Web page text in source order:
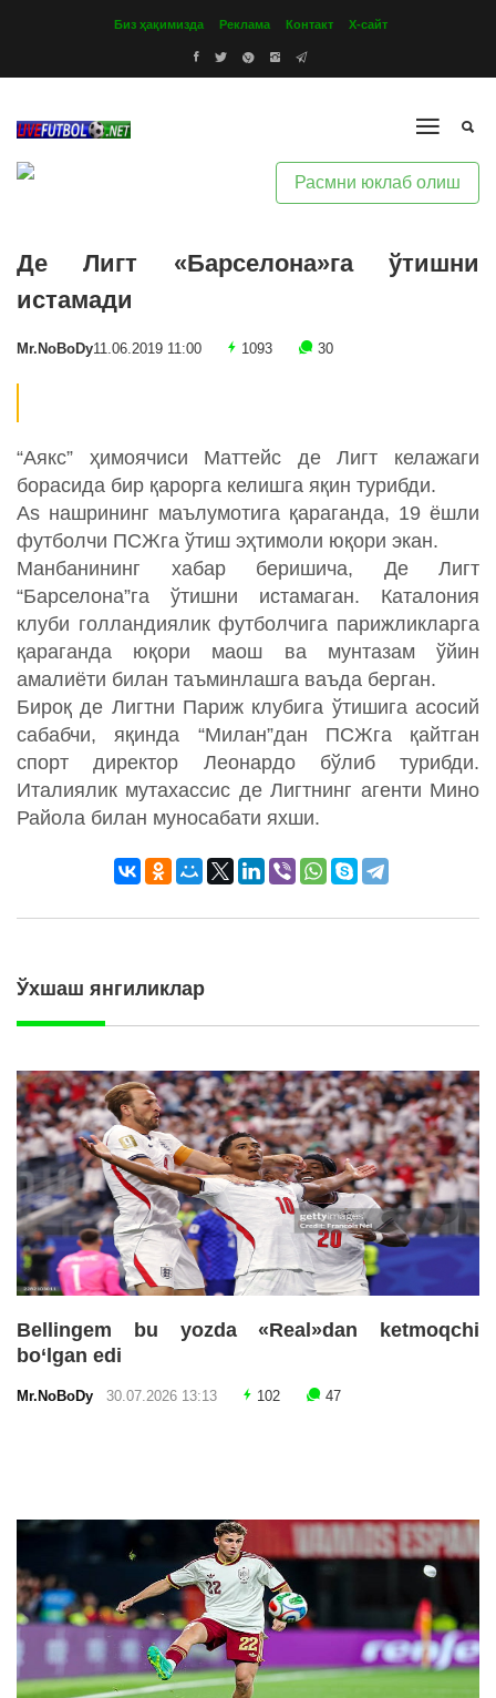
Биз ҳақимизда Реклама Контакт Х-сайт
Расмни юклаб олиш
Де Лигт «Барселона»га ўтишни
истамади
Mr.NoBoDy11.06.2019 11:00 1093 30
“Аякс” ҳимоячиси Маттейс де Лигт келажаги
борасида бир қарорга келишга яқин турибди.
As нашрининг маълумотига қараганда, 19 ёшли
футболчи ПСЖга ўтиш эҳтимоли юқори экан.
Манбанининг хабар беришича, Де Лигт
“Барселона”га ўтишни истамаган. Каталония
клуби голландиялик футболчига парижликларга
қараганда юқори маош ва мунтазам ўйин
амалиёти билан таъминлашга ваъда берган.
Бироқ де Лигтни Париж клубига ўтишига асосий
сабабчи, яқинда “Милан”дан ПСЖга қайтган
спорт директор Леонардо бўлиб турибди.
Италиялик мутахассис де Лигтнинг агенти Мино
Райола билан муносабати яхши.
Ўхшаш янгиликлар
Bellingem bu yozda «Real»dan ketmoqchi
bo‘lgan edi
Mr.NoBoDy 30.07.2026 13:13 102 47